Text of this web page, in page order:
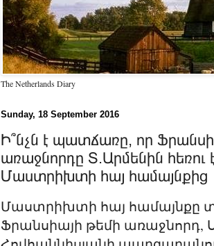
The Netherlands Diary
Sunday, 18 September 2016
Ի՞նչն է պատճառը, որ
առաջնորդը Տ.Արմենին հեռու
Մաստրիխտի հայ համայնքից
Մաստրիխտի հայ համայնքը
Ֆրանսիայի թեմի